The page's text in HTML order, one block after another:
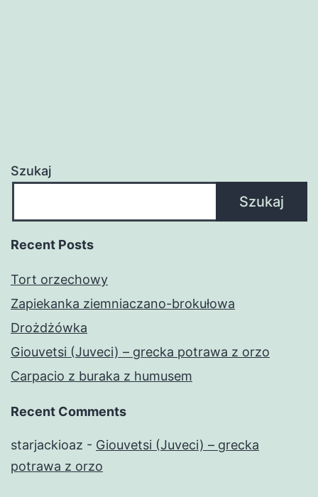
Szukaj
Szukaj
Recent Posts
Tort orzechowy
Zapiekanka ziemniaczano-brokułowa
Drożdżówka
Giouvetsi (Juveci) – grecka potrawa z orzo
Carpacio z buraka z humusem
Recent Comments
starjackioaz - Giouvetsi (Juveci) – grecka
potrawa z orzo